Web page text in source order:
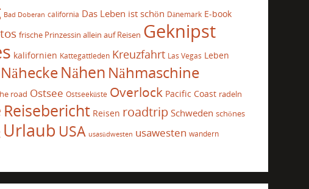
Bad Doberan california Das Leben ist schön Dänemark E-book
frische Prinzessin allein auf Reisen Geknipst
kalifornien Kattegattleden Kreuzfahrt Las Vegas Leben
NäheckeNähen Nähmaschine
road Ostsee Ostseeküste Overlock Pacific Coast radeln
Reisebericht Reisen roadtrip Schweden schönes
Urlaub USA usasüdwesten usawesten wandern